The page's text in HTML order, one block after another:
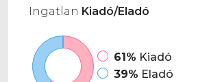
Ingatlan Kiadó/Eladó
61% Kiadó
39% Eladó